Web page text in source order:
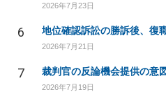
2026年7月23日
6
2026年7月21日
7 裁判官の反論機会提供の意
2026年7月19日